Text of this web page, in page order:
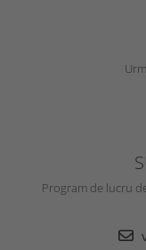
Program de lucru